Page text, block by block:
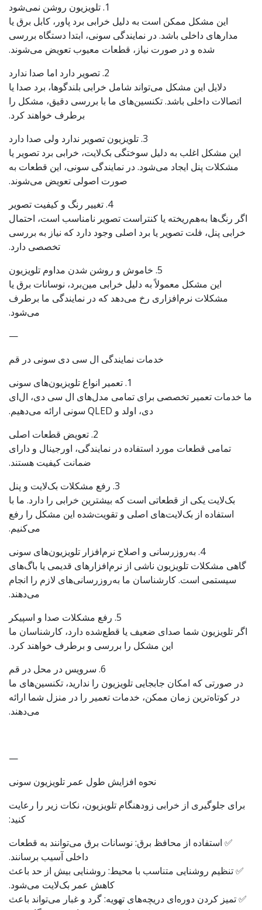
1. تلویزیون روشن نمی‌شود
این مشکل ممکن است به دلیل خرابی برد پاور، کابل برق یا
مدارهای داخلی باشد. در نمایندگی سونی، ابتدا دستگاه بررسی
شده و در صورت نیاز، قطعات معیوب تعویض می‌شوند.
2. تصویر دارد اما صدا ندارد
دلایل این مشکل می‌تواند شامل خرابی بلندگوها، برد صدا یا
اتصالات داخلی باشد. تکنسین‌های ما با بررسی دقیق، مشکل را
برطرف خواهند کرد.
3. تلویزیون تصویر ندارد ولی صدا دارد
این مشکل اغلب به دلیل سوختگی بک‌لایت، خرابی برد تصویر یا
مشکلات پنل ایجاد می‌شود. در نمایندگی سونی، این قطعات به
صورت اصولی تعویض می‌شوند.
4. تغییر رنگ و کیفیت تصویر
اگر رنگ‌ها به‌هم‌ریخته یا کنتراست تصویر نامناسب است، احتمال
خرابی پنل، فلت تصویر یا برد اصلی وجود دارد که نیاز به بررسی
تخصصی دارد.
5. خاموش و روشن شدن مداوم تلویزیون
این مشکل معمولاً به دلیل خرابی مین‌برد، نوسانات برق یا
مشکلات نرم‌افزاری رخ می‌دهد که در نمایندگی ما برطرف
می‌شود.
—
خدمات نمایندگی ال‌ سی‌ دی سونی در قم
1. تعمیر انواع تلویزیون‌های سونی
ما خدمات تعمیر تخصصی برای تمامی مدل‌های ال‌ سی‌ دی، ال‌ای‌
دی، اولد و QLED سونی ارائه می‌دهیم.
2. تعویض قطعات اصلی
تمامی قطعات مورد استفاده در نمایندگی، اورجینال و دارای
ضمانت کیفیت هستند.
3. رفع مشکلات بک‌لایت و پنل
بک‌لایت یکی از قطعاتی است که بیشترین خرابی را دارد. ما با
استفاده از بک‌لایت‌های اصلی و تقویت‌شده این مشکل را رفع
می‌کنیم.
4. به‌روزرسانی و اصلاح نرم‌افزار تلویزیون‌های سونی
گاهی مشکلات تلویزیون ناشی از نرم‌افزارهای قدیمی یا باگ‌های
سیستمی است. کارشناسان ما به‌روزرسانی‌های لازم را انجام
می‌دهند.
5. رفع مشکلات صدا و اسپیکر
اگر تلویزیون شما صدای ضعیف یا قطع‌شده دارد، کارشناسان ما
این مشکل را بررسی و برطرف خواهند کرد.
6. سرویس در محل در قم
در صورتی که امکان جابجایی تلویزیون را ندارید، تکنسین‌های ما
در کوتاه‌ترین زمان ممکن، خدمات تعمیر را در منزل شما ارائه
می‌دهند.
—
نحوه افزایش طول عمر تلویزیون سونی
برای جلوگیری از خرابی زودهنگام تلویزیون، نکات زیر را رعایت
کنید:
✅ استفاده از محافظ برق: نوسانات برق می‌توانند به قطعات
داخلی آسیب برسانند.
✅ تنظیم روشنایی متناسب با محیط: روشنایی بیش از حد باعث
کاهش عمر بک‌لایت می‌شود.
✅ تمیز کردن دوره‌ای دریچه‌های تهویه: گرد و غبار می‌تواند باعث